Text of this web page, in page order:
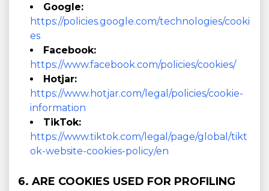
Google:
https://policies.google.com/technologies/cooki
es
Facebook:
https://www.facebook.com/policies/cookies/
Hotjar:
https://www.hotjar.com/legal/policies/cookie-
information
TikTok:
https://www.tiktok.com/legal/page/global/tikt
ok-website-cookies-policy/en
6. ARE COOKIES USED FOR PROFILING